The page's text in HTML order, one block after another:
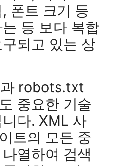
폰트 크기 등
등 보다 복합
되고 있는 상
robots.txt
중요한 기술
다. XML 사
트의 모든 중
열하여 검색